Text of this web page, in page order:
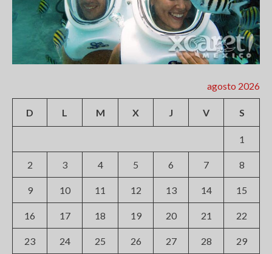
agosto 2026
D L M X J V S
1
2 3 4 5 6 7 8
9 10 11 12 13 14 15
16 17 18 19 20 21 22
23 24 25 26 27 28 29